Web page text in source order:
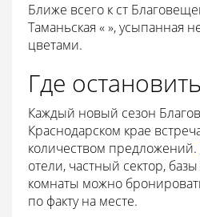
Ближе всего к ст
Таманьская « »,
цветами.
Где
Каждый новый сезон
Краснодарском крае
количеством предложений.
отели, частный сектор,
комнаты можно
по факту на месте.